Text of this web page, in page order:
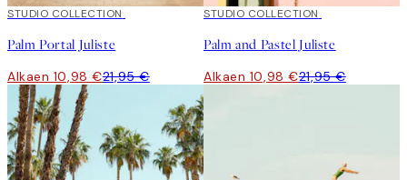
50%*
STUDIO COLLECTION
Palm Portal Juliste
Alkaen 10,98 €21,95 €
50%*
STUDIO COLLECTION
Palm and Pastel Juliste
Alkaen 10,98 €21,95 €